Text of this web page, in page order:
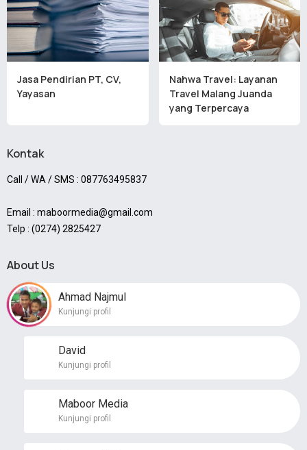
Jasa Pendirian PT, CV,
Yayasan
Nahwa Travel: Layanan
Travel Malang Juanda
yang Terpercaya
Kontak
Call / WA / SMS : 087763495837
Email : maboormedia@gmail.com
Telp : (0274) 2825427
About Us
Ahmad Najmul
Kunjungi profil
David
Kunjungi profil
Maboor Media
Kunjungi profil